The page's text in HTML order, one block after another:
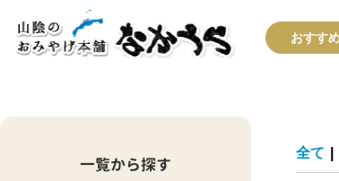
一覧から探す
全て